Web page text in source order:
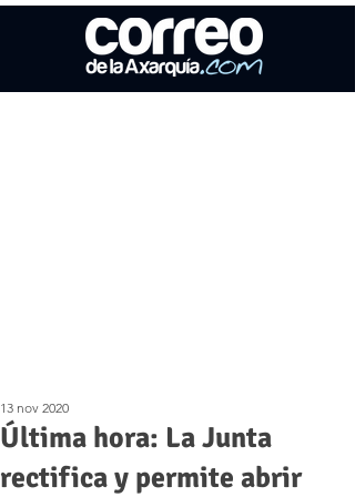
Última hora: La Junta
rectifica y permite abrir
13 nov 2020